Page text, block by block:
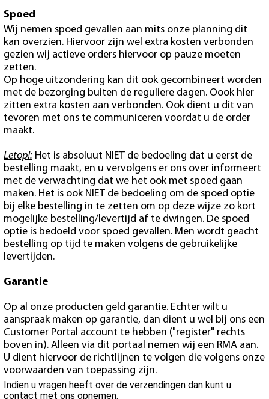
Spoed
Wij nemen spoed gevallen aan mits onze planning dit
kan overzien. Hiervoor zijn wel extra kosten verbonden
gezien wij actieve orders hiervoor op pauze moeten
zetten.
Op hoge uitzondering kan dit ook gecombineert worden
met de bezorging buiten de reguliere dagen. Oook hier
zitten extra kosten aan verbonden. Ook dient u dit van
tevoren met ons te communiceren voordat u de order
maakt.
Letop!: Het is absoluut NIET de bedoeling dat u eerst de
bestelling maakt, en u vervolgens er ons over informeert
met de verwachting dat we het ook met spoed gaan
maken. Het is ook NIET de bedoeling om de spoed optie
bij elke bestelling in te zetten om op deze wijze zo kort
mogelijke bestelling/levertijd af te dwingen. De spoed
optie is bedoeld voor spoed gevallen. Men wordt geacht
bestelling op tijd te maken volgens de gebruikelijke
levertijden.
Garantie
Op al onze producten geld garantie. Echter wilt u
aanspraak maken op garantie, dan dient u wel bij ons een
Customer Portal account te hebben ("register" rechts
boven in). Alleen via dit portaal nemen wij een RMA aan.
U dient hiervoor de richtlijnen te volgen die volgens onze
voorwaarden van toepassing zijn.
Indien u vragen heeft over de verzendingen dan kunt u
contact met ons opnemen.